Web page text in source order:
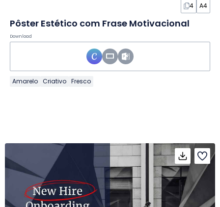
4 A4
Pôster Estético com Frase Motivacional
Download
Amarelo Criativo Fresco